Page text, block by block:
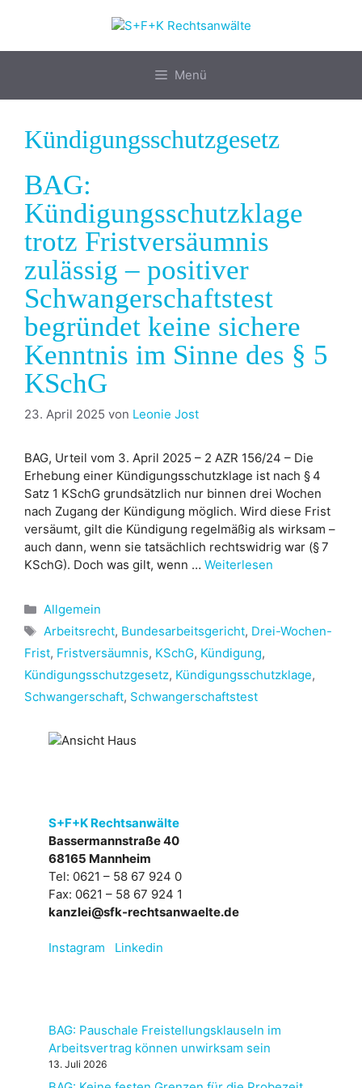
Menü
Kündigungsschutzgesetz
BAG:
Kündigungsschutzklage
trotz Fristversäumnis
zulässig – positiver
Schwangerschaftstest
begründet keine sichere
Kenntnis im Sinne des § 5
KSchG
23. April 2025 von Leonie Jost
BAG, Urteil vom 3. April 2025 – 2 AZR 156/24 – Die
Erhebung einer Kündigungsschutzklage ist nach § 4
Satz 1 KSchG grundsätzlich nur binnen drei Wochen
nach Zugang der Kündigung möglich. Wird diese Frist
versäumt, gilt die Kündigung regelmäßig als wirksam –
auch dann, wenn sie tatsächlich rechtswidrig war (§ 7
KSchG). Doch was gilt, wenn … Weiterlesen
Kategorien
Allgemein
Schlagwörter
Arbeitsrecht, Bundesarbeitsgericht, Drei-Wochen-
Frist, Fristversäumnis, KSchG, Kündigung,
Kündigungsschutzgesetz, Kündigungsschutzklage,
Schwangerschaft, Schwangerschaftstest
S+F+K Rechtsanwälte
Bassermannstraße 40
68165 Mannheim
Tel: 0621 – 58 67 924 0
Fax: 0621 – 58 67 924 1
kanzlei@sfk-rechtsanwaelte.de
Instagram Linkedin
BAG: Pauschale Freistellungsklauseln im
Arbeitsvertrag können unwirksam sein
13. Juli 2026